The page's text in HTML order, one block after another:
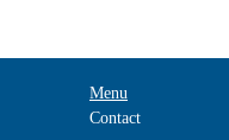
Menu
Contact